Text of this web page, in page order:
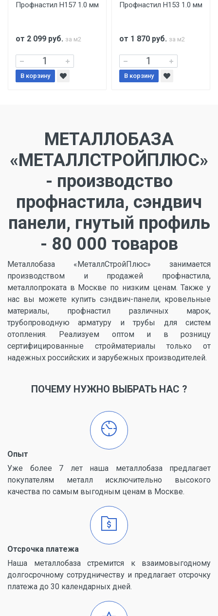
Профнастил Н157 1.0 мм
от 2 099 руб. за м2
В корзину
Профнастил Н153 1.0 мм
от 1 870 руб. за м2
В корзину
МЕТАЛЛОБАЗА
«МЕТАЛЛСТРОЙПЛЮС»
- производство
профнастила, сэндвич
панели, гнутый профиль
- 80 000 товаров
Металлобаза «МеталлСтройПлюс» занимается
производством и продажей профнастила,
металлопроката в Москве по низким ценам. Также у
нас вы можете купить сэндвич-панели, кровельные
материалы, профнастил различных марок,
трубопроводную арматуру и трубы для систем
отопления. Реализуем оптом и в розницу
сертифицированные стройматериалы только от
надежных российских и зарубежных производителей.
ПОЧЕМУ НУЖНО ВЫБРАТЬ НАС ?
Опыт
Уже более 7 лет наша металлобаза предлагает
покупателям металл исключительно высокого
качества по самым выгодным ценам в Москве.
Отсрочка платежа
Наша металлобаза стремится к взаимовыгодному
долгосрочному сотрудничеству и предлагает отсрочку
платежа до 30 календарных дней.